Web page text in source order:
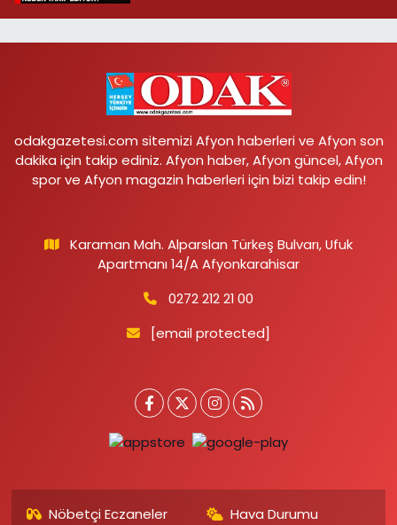
odakgazetesi.com sitemizi Afyon haberleri ve Afyon son
dakika için takip ediniz. Afyon haber, Afyon güncel, Afyon
spor ve Afyon magazin haberleri için bizi takip edin!
Karaman Mah. Alparslan Türkeş Bulvarı, Ufuk
Apartmanı 14/A Afyonkarahisar
0272 212 21 00
[email protected]
Nöbetçi Eczaneler Hava Durumu